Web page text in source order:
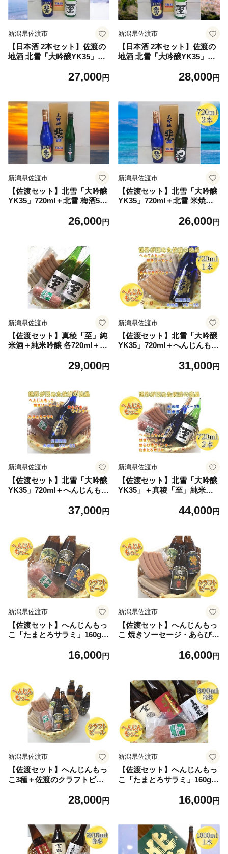
新潟県佐渡市
【日本酒 2本セット】佐渡の
地酒 北雪「大吟醸YK35」＋
田錦35%精米 熊本酵母 | 新潟
日本酒 お酒 酒 さけ 四合瓶
飲みくらべ ギフト 贈答 にい
がた さど 新潟県 佐渡市
27,000円
新潟県佐渡市
【日本酒 2本セット】佐渡の
地酒 北雪「大吟醸YK35」＋
山田錦35%精米 熊本酵母 | 新
酒 日本酒 お酒 酒 さけ 四合
瓶 飲みくらべ ギフト 贈答 に
いがた さど 新潟県 佐渡市
28,000円
新潟県佐渡市
【佐渡セット】北雪「大吟醸
YK35」720ml＋北雪 梅酒500
酒 佐渡の地酒 佐渡日本酒 大
け 四合瓶 飲みくらべ ギフト
贈答 にいがた さど 新潟県 佐
26,000円
新潟県佐渡市
【佐渡セット】北雪「大吟醸
YK35」720ml＋北雪 米焼酎
5%精米 | 新潟の地酒 佐渡の
日本酒 お酒 酒 さけ 四合瓶
飲みくらべ ギフト にいがた
さど 新潟県 佐渡市
26,000円
新潟県佐渡市
【佐渡セット】真稜「至」純
米酒＋純米吟醸 各720ml＋へ
ジ・あらびきウインナー・た
純米吟醸 清酒 日本酒 お酒 酒
ソーセージ ウインナー サラ
ミ おつまみ 酒の肴 にいがた
さど 新潟県 佐渡市
29,000円
新潟県佐渡市
【佐渡セット】北雪「大吟醸
YK35」720ml＋へんじんもっ
らびきウインナー160g | 新潟
お酒 酒 さけ ソーセージ ウイ
ンナー おつまみ 酒の肴 ギフ
ト にいがた さど 新潟県 佐渡
31,000円
新潟県佐渡市
【佐渡セット】北雪「大吟醸
YK35」720ml＋へんじんもっ
セージ・あらびきウインナー
酒 お酒 酒 さけ サラミ ソー
セージ ウインナー おつまみ
酒の肴 ギフト にいがた さど
新潟県 佐渡市
37,000円
新潟県佐渡市
【佐渡セット】北雪「大吟醸
YK35」＋真稜「至」純米酒
ーセージ・ウインナー・サラ
酒 日本酒 お酒 酒 ソーセージ
ウインナー サラミ おつまみ
酒の肴 ギフト にいがた さど
新潟県 佐渡市
44,000円
新潟県佐渡市
【佐渡セット】へんじんもっ
こ「たまとろサラミ」160g＋
PA・ゴールデンエール・ペ
ル 地ビール サラミ 生サラミ
おつまみ 酒の肴 つなんポー
ク にいがた さど 新潟県 佐渡
16,000円
新潟県佐渡市
【佐渡セット】へんじんもっ
こ 焼きソーセージ・あらびき
ビール3本（IPA・ゴールデン
佐渡のビール 地ビール ソー
セージ ウインナー おつまみ
酒の肴 にいがた さど 新潟県
佐渡市
16,000円
新潟県佐渡市
【佐渡セット】へんじんもっ
こ3種＋佐渡のクラフトビー
ル・ペールエール・スタウ
ビール 地ビール ソーセージ
ウインナー サラミ おつまみ
酒の肴 ギフト にいがた さど
28,000円
新潟県佐渡市
【佐渡セット】へんじんもっ
こ「たまとろサラミ」160g＋
鶴・真野鶴）各300ml | 新潟
日本酒 お酒 酒 さけ サラミ
生サラミ おつまみ 酒の肴 に
いがた さど 新潟県 佐渡市
16,000円